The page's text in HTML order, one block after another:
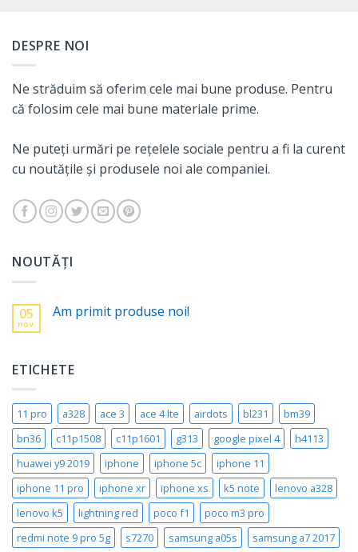
DESPRE NOI
Ne străduim să oferim cele mai bune produse. Pentru
că folosim cele mai bune materiale prime.
Ne puteți urmări pe rețelele sociale pentru a fi la curent
cu noutățile și produsele noi ale companiei.
NOUTĂȚI
05
nov.
Am primit produse noi!
ETICHETE
11 pro a328 ace 3 ace 4 lte airdots bl231
bm39
bn36
c11p1508 c11p1601 g313 google pixel 4
h4113
huawei y9 2019
iphone iphone 5c
iphone 11
iphone 11 pro
iphone xr iphone xs k5 note
lenovo a328
lenovo k5
lightning red poco f1
poco m3 pro
redmi note 9 pro 5g
s7270 samsung a05s samsung a7 2017